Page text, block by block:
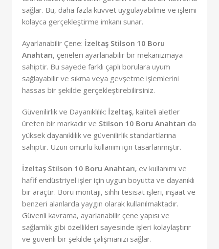
sağlar. Bu, daha fazla kuvvet uygulayabilme ve işlemi
kolayca gerçekleştirme imkanı sunar.
Ayarlanabilir Çene: İzeltaş Stilson 10 Boru
Anahtarı, çeneleri ayarlanabilir bir mekanizmaya
sahiptir. Bu sayede farklı çaplı borulara uyum
sağlayabilir ve sıkma veya gevşetme işlemlerini
hassas bir şekilde gerçekleştirebilirsiniz.
Güvenilirlik ve Dayanıklılık: İzeltaş, kaliteli aletler
üreten bir markadır ve Stilson 10 Boru Anahtarı da
yüksek dayanıklılık ve güvenilirlik standartlarına
sahiptir. Uzun ömürlü kullanım için tasarlanmıştır.
İzeltaş Stilson 10 Boru Anahtarı, ev kullanımı ve
hafif endüstriyel işler için uygun boyutta ve dayanıklı
bir araçtır. Boru montajı, sıhhi tesisat işleri, inşaat ve
benzeri alanlarda yaygın olarak kullanılmaktadır.
Güvenli kavrama, ayarlanabilir çene yapısı ve
sağlamlık gibi özellikleri sayesinde işleri kolaylaştırır
ve güvenli bir şekilde çalışmanızı sağlar.